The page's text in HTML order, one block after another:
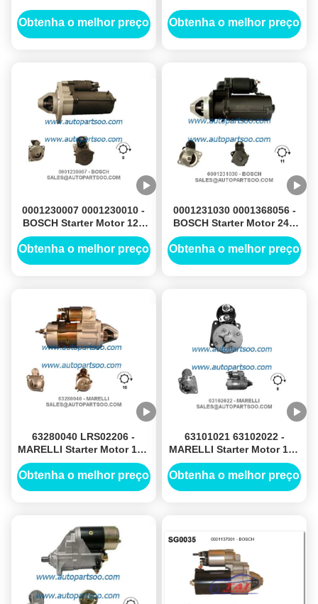
6.2KW 11T MOTORES DE
ARRANQUE
Obtenha o melhor preço
2KW 12T MOTORES DE
ARRANQUE
Obtenha o melhor preço
0001230007 0001230010 -
BOSCH Starter Motor 12V
3KW 9T MOTORES DE
ARRANQUE
Obtenha o melhor preço
0001231030 0001368056 -
BOSCH Starter Motor 24V
4KW 11T MOTORES DE
ARRANQUE
Obtenha o melhor preço
63280040 LRS02206 -
MARELLI Starter Motor 12V
3KW 10T MOTORES DE
ARRANQUE
Obtenha o melhor preço
63101021 63102022 -
MARELLI Starter Motor 12V
0.9KW 8T MOTORES DE
ARRANQUE
Obtenha o melhor preço